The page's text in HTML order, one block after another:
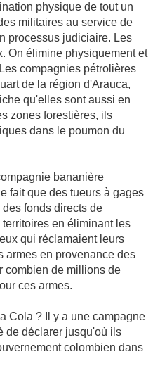
physique de tout un
militaires au service de
processus judiciaire. Les
On élimine physiquement et
compagnies pétrolières
de la région d'Arauca,
qu'elles sont aussi en
zones forestières, ils
dans le poumon du
bananière
fait que des tueurs à gages
fonds directs de
en éliminant les
qui réclamaient leurs
armes en provenance des
combien de millions de
ces armes.
Cola ? Il y a une campagne
de déclarer jusqu'où ils
colombien dans